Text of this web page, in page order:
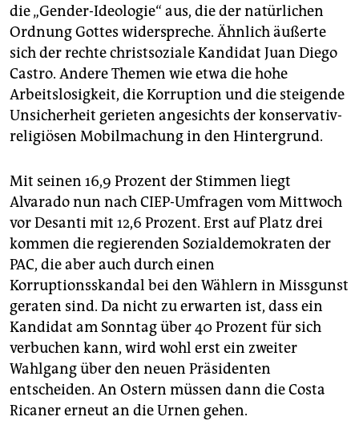
die „Gender-Ideologie“ aus, die der natürlichen
Ordnung Gottes widerspreche. Ähnlich äußerte
sich der rechte christsoziale Kandidat Juan Diego
Castro. Andere Themen wie etwa die hohe
Arbeitslosigkeit, die Korruption und die steigende
Unsicherheit gerieten angesichts der konservativ-
religiösen Mobilmachung in den Hintergrund.
Mit seinen 16,9 Prozent der Stimmen liegt
Alvarado nun nach CIEP-Umfragen vom Mittwoch
vor Desanti mit 12,6 Prozent. Erst auf Platz drei
kommen die regierenden Sozialdemokraten der
PAC, die aber auch durch einen
Korruptionsskandal bei den Wählern in Missgunst
geraten sind. Da nicht zu erwarten ist, dass ein
Kandidat am Sonntag über 40 Prozent für sich
verbuchen kann, wird wohl erst ein zweiter
Wahlgang über den neuen Präsidenten
entscheiden. An Ostern müssen dann die Costa
Ricaner erneut an die Urnen gehen.